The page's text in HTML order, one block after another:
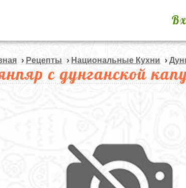
› Рецепты › Национальные Кухни ›
с дунганской